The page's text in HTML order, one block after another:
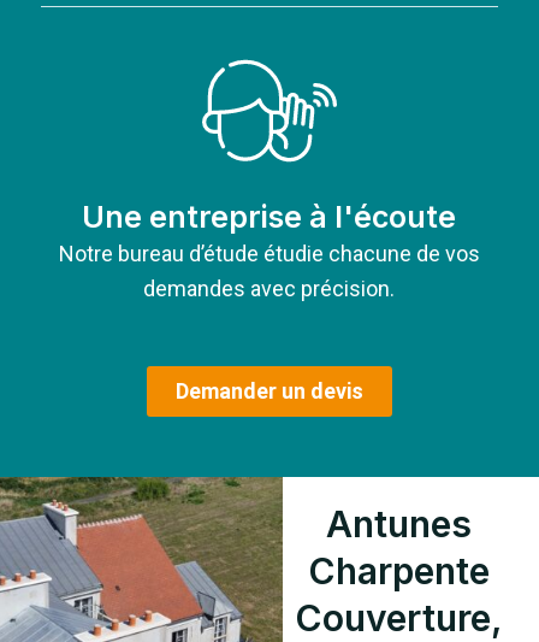
Une entreprise à l'écoute
Notre bureau d’étude étudie chacune de vos
demandes avec précision.
Demander un devis
Antunes
Charpente
Couverture,